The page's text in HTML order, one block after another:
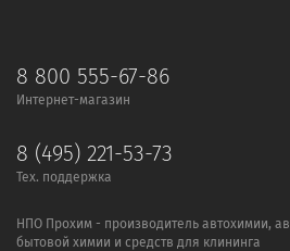
НПО Прохим - производитель автохимии,
бытовой химии и средств для клининга
8 800 555-67-86
Интернет-магазин
8 (495) 221-53-73
Тех. поддержка